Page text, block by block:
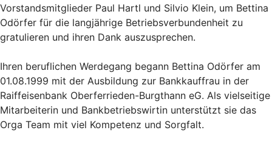
Vorstandsmitglieder Paul Hartl und Silvio Klein, um Bettina
Odörfer für die langjährige Betriebsverbundenheit zu
gratulieren und ihren Dank auszusprechen.
Ihren beruflichen Werdegang begann Bettina Odörfer am
01.08.1999 mit der Ausbildung zur Bankkauffrau in der
Raiffeisenbank Oberferrieden-Burgthann eG. Als vielseitige
Mitarbeiterin und Bankbetriebswirtin unterstützt sie das
Orga Team mit viel Kompetenz und Sorgfalt.